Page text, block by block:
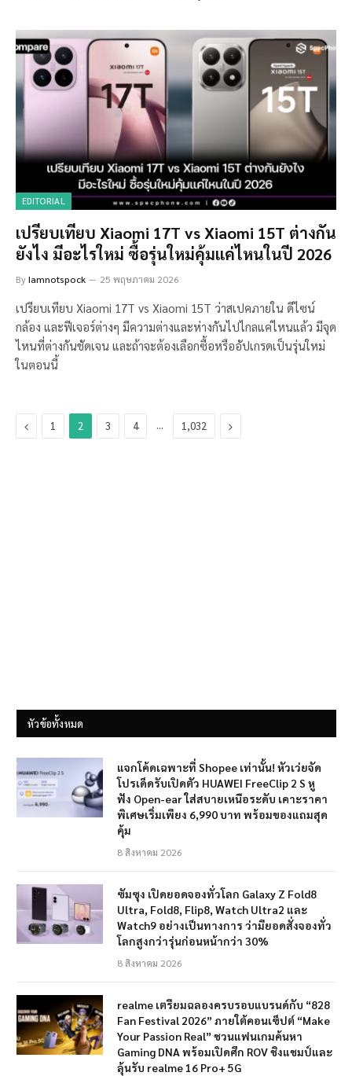
EDITORIAL
เปรียบเทียบ Xiaomi 17T vs Xiaomi 15T ต่างกัน
ยังไง มีอะไรใหม่ ซื้อรุ่นใหม่คุ้มแค่ไหนในปี 2026
ByIamnotspock 25 พฤษภาคม 2026
เปรียบเทียบ Xiaomi 17T vs Xiaomi 15T ว่าสเปคภายใน ดีไซน์
กล้อง และฟีเจอร์ต่างๆ มีความต่างและห่างกันไปไกลแค่ไหนแล้ว มีจุด
ไหนที่ต่างกันชัดเจน และถ้าจะต้องเลือกซื้อหรืออัปเกรดเป็นรุ่นใหม่
ในตอนนี้
Previous
1 2 3 4 … 1,032 Next
หัวข้อทั้งหมด
แจกโค้ดเฉพาะที่ Shopee เท่านั้น! หัวเว่ยจัด
โปรเด็ดรับเปิดตัว HUAWEI FreeClip 2 S หู
ฟัง Open-ear ใส่สบายเหนือระดับ เคาะราคา
พิเศษเริ่มเพียง 6,990 บาท พร้อมของแถมสุด
คุ้ม
8 สิงหาคม 2026
ซัมซุง เปิดยอดจองทั่วโลก Galaxy Z Fold8
Ultra, Fold8, Flip8, Watch Ultra2 และ
Watch9 อย่างเป็นทางการ ว่ามียอดสั่งจองทั่ว
โลกสูงกว่ารุ่นก่อนหน้ากว่า 30%
8 สิงหาคม 2026
realme เตรียมฉลองครบรอบแบรนด์กับ “828
Fan Festival 2026” ภายใต้คอนเซ็ปต์ “Make
Your Passion Real” ชวนแฟนเกมค้นหา
Gaming DNA พร้อมเปิดศึก ROV ชิงแชมป์และ
ลุ้นรับ realme 16 Pro+ 5G